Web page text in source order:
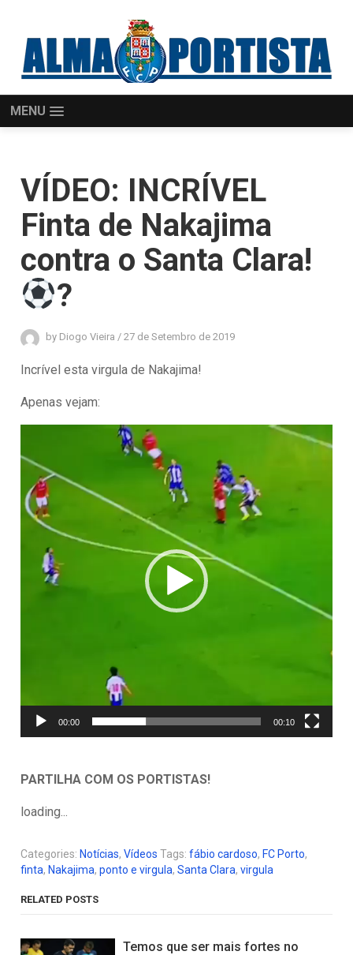
MENU
VÍDEO: INCRÍVEL
Finta de Nakajima
contra o Santa Clara!
?
by Diogo Vieira / 27 de Setembro de 2019
Incrível esta virgula de Nakajima!
Apenas vejam:
de
vídeo
00:00 00:10
PARTILHA COM OS PORTISTAS!
loading...
Categories: Notícias,Vídeos Tags:fábio cardoso, FC Porto,
finta, Nakajima,ponto e virgula,Santa Clara,virgula
RELATED POSTS
Temos que ser mais fortes no